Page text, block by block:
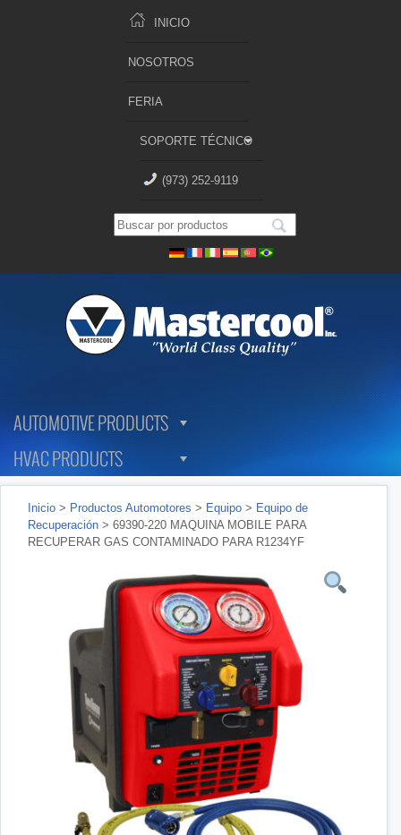
INICIO
NOSOTROS
FERIA
SOPORTE TÉCNICO
(973) 252-9119
AUTOMOTIVE PRODUCTS
HVAC PRODUCTS
Inicio > Productos Automotores > Equipo > Equipo de
Recuperación > 69390-220 MAQUINA MOBILE PARA
RECUPERAR GAS CONTAMINADO PARA R1234YF